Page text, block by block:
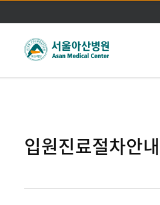
본문바로가기
입원진료절차안내